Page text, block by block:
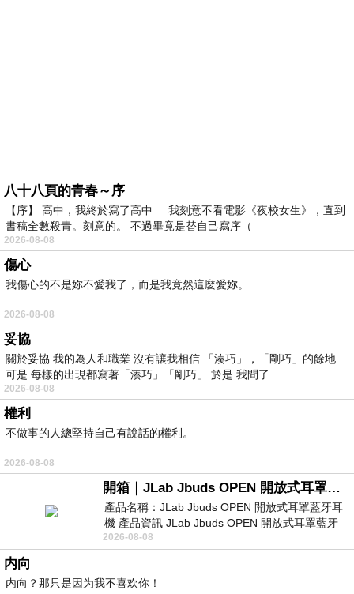
八十八頁的青春～序
【序】 高中，我終於寫了高中 我刻意不看電影《夜校女生》，直到
書稿全數殺青。刻意的。 不過畢竟是替自己寫序（
2026-08-08
傷心
我傷心的不是妳不愛我了，而是我竟然這麼愛妳。
2026-08-08
妥協
關於妥協 我的為人和職業 沒有讓我相信 「湊巧」，「剛巧」的餘地
可是 每樣的出現都寫著「湊巧」「剛巧」 於是 我問了
2026-08-08
權利
不做事的人總堅持自己有說話的權利。
2026-08-08
開箱｜JLab Jbuds OPEN 開放式耳罩藍牙耳機 - 設計美學，輕巧、透氣、環境音全物理達成！
產品名稱：JLab Jbuds OPEN 開放式耳罩藍牙耳
機 產品資訊 JLab Jbuds OPEN 開放式耳罩藍牙
耳機評語：非常有特色，值得喜愛美型工
2026-08-08
内向
内向？那只是因为我不喜欢你！